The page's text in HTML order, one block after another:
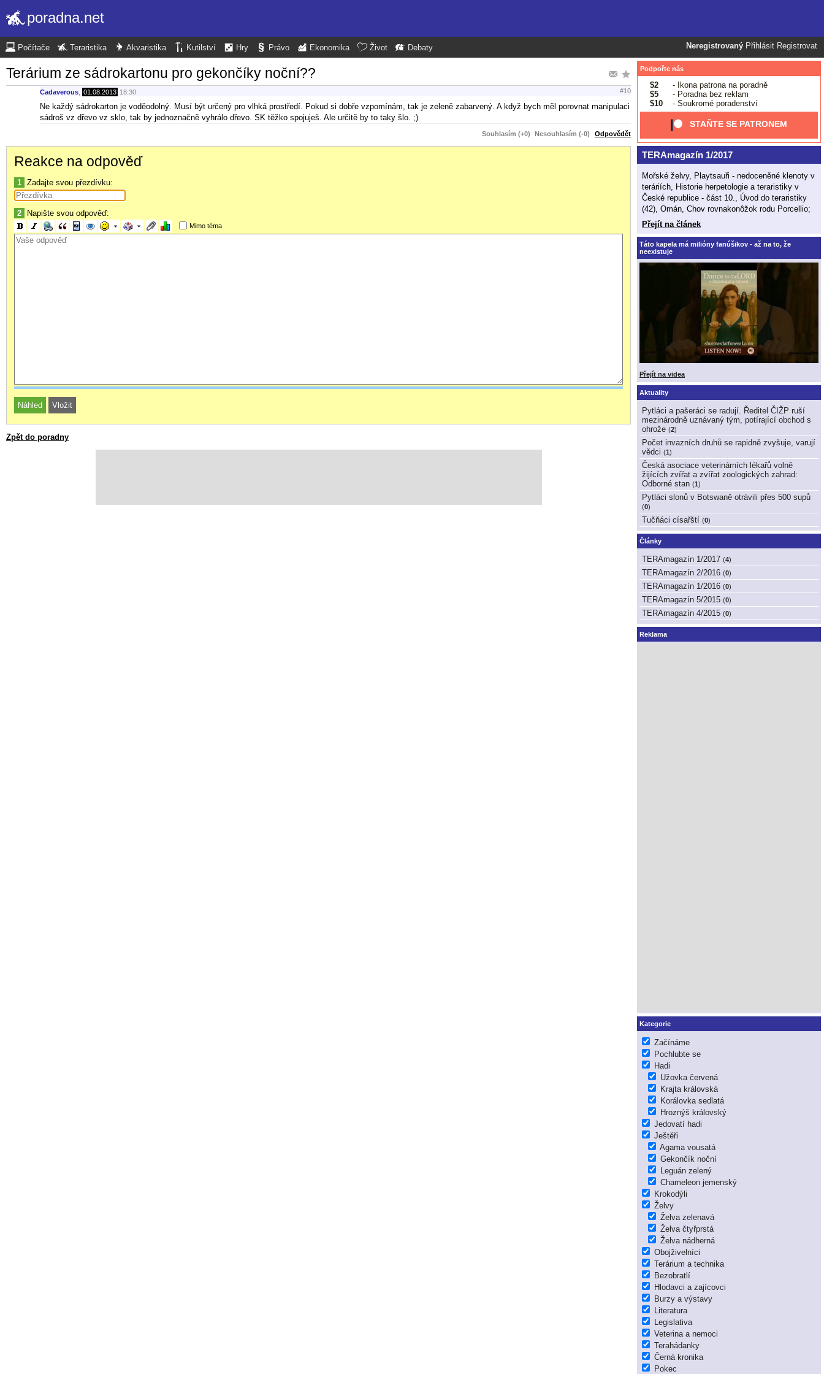
poradna.net
Neregistrovaný Přihlásit Registrovat
Počítače Teraristika Akvaristika Kutilství Hry Právo Ekonomika Život Debaty
Terárium ze sádrokartonu pro gekončíky noční??
Cadaverous 01.08.2013 18:30 #10
Ne každý sádrokarton je voděodolný. Musí být určený pro vlhká prostředí. Pokud si dobře vzpomínám, tak je zeleně zabarvený. A když bych měl porovnat manipulaci
sádroš vz dřevo vz sklo, tak by jednoznačně vyhrálo dřevo. SK těžko spojuješ. Ale určitě by to taky šlo. ;)
Souhlasím (+0) Nesouhlasím (-0) Odpovědět
Reakce na odpověď
1 Zadajte svou přezdívku:
2 Napište svou odpověď:
Mimo téma
Zpět do poradny
Podpořte nás
$2
- Ikona patrona na poradně
$5
- Poradna bez reklam
$10
- Soukromé poradenství
STAŇTE SE PATRONEM
TERAmagazín 1/2017
Mořské želvy, Playtsauři - nedoceněné klenoty v
teráriích, Historie herpetologie a teraristiky v
České republice - část 10., Úvod do teraristiky
(42), Omán, Chov rovnakonôžok rodu Porcellio;
Přejít na článek
Táto kapela má milióny fanúšikov - až na to, že
neexistuje
Přejít na videa
Aktuality
Pytláci a pašeráci se radují. Ředitel ČIŽP ruší
mezinárodně uznávaný tým, potírající obchod s
ohrože (2)
Počet invazních druhů se rapidně zvyšuje, varují
vědci (1)
Česká asociace veterinárních lékařů volně
žijících zvířat a zvířat zoologických zahrad:
Odborné stan (1)
Pytláci slonů v Botswaně otrávili přes 500 supů
(0)
Tučňáci císařští (0)
Články
TERAmagazín 1/2017 (4)
TERAmagazín 2/2016 (0)
TERAmagazín 1/2016 (0)
TERAmagazín 5/2015 (0)
TERAmagazín 4/2015 (0)
Reklama
Kategorie
Začínáme
Pochlubte se
Hadi
Užovka červená
Krajta královská
Korálovka sedlatá
Hroznýš královský
Jedovatí hadi
Ještěři
Agama vousatá
Gekončík noční
Leguán zelený
Chameleon jemenský
Krokodýli
Želvy
Želva zelenavá
Želva čtyřprstá
Želva nádherná
Obojživelníci
Terárium a technika
Bezobratlí
Hlodavci a zajícovci
Burzy a výstavy
Literatura
Legislativa
Veterina a nemoci
Terahádanky
Černá kronika
Pokec